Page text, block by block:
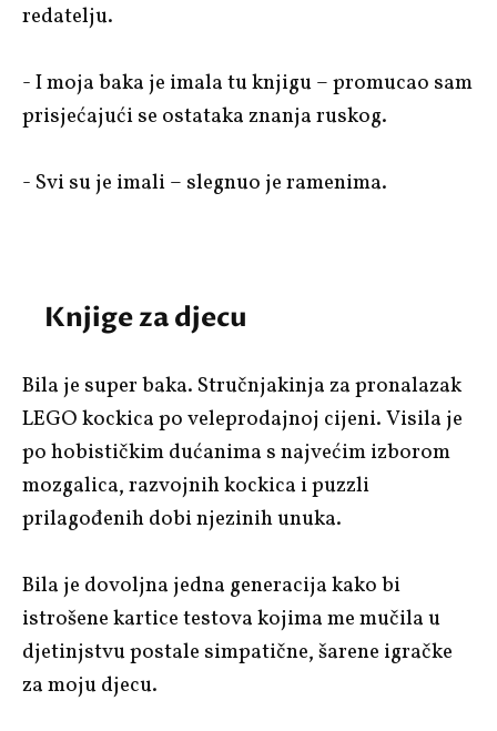
redatelju.
- I moja baka je imala tu knjigu – promucao sam
prisjećajući se ostataka znanja ruskog.
- Svi su je imali – slegnuo je ramenima.
Knjige za djecu
Bila je super baka. Stručnjakinja za pronalazak
LEGO kockica po veleprodajnoj cijeni. Visila je
po hobističkim dućanima s najvećim izborom
mozgalica, razvojnih kockica i puzzli
prilagođenih dobi njezinih unuka.
Bila je dovoljna jedna generacija kako bi
istrošene kartice testova kojima me mučila u
djetinjstvu postale simpatične, šarene igračke
za moju djecu.